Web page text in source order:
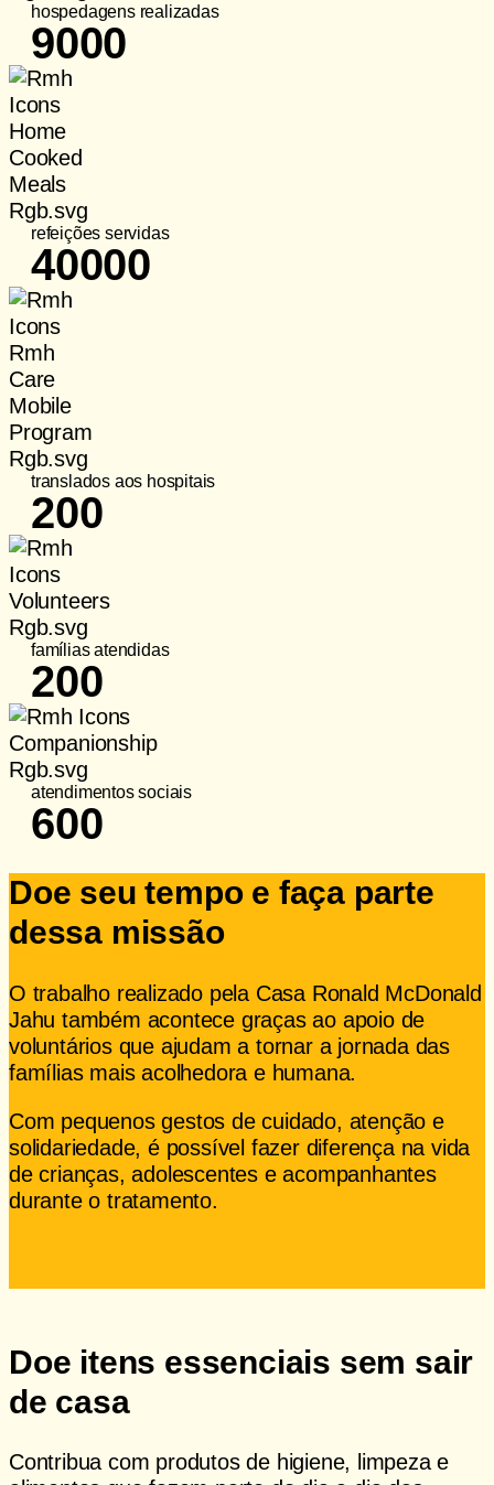
hospedagens realizadas
9000
refeições servidas
40000
translados aos hospitais
200
famílias atendidas
200
atendimentos sociais
600
Doe seu tempo e faça parte
dessa missão
O trabalho realizado pela Casa Ronald McDonald
Jahu também acontece graças ao apoio de
voluntários que ajudam a tornar a jornada das
famílias mais acolhedora e humana.
Com pequenos gestos de cuidado, atenção e
solidariedade, é possível fazer diferença na vida
de crianças, adolescentes e acompanhantes
durante o tratamento.
Doe itens essenciais sem sair
de casa
Contribua com produtos de higiene, limpeza e